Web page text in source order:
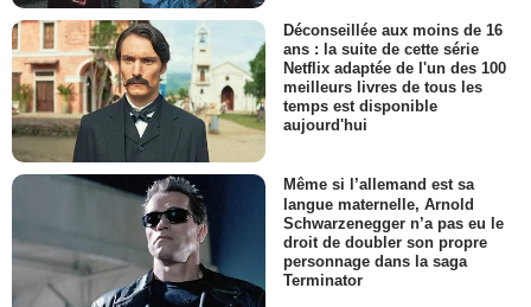
Déconseillée aux moins de 16
ans : la suite de cette série
Netflix adaptée de l'un des 100
meilleurs livres de tous les
temps est disponible
aujourd'hui
Même si l’allemand est sa
langue maternelle, Arnold
Schwarzenegger n’a pas eu le
droit de doubler son propre
personnage dans la saga
Terminator